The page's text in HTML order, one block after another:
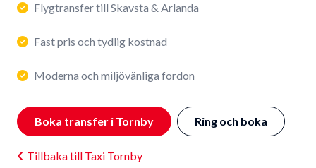
Flygtransfer till Skavsta & Arlanda
Fast pris och tydlig kostnad
Moderna och miljövänliga fordon
Boka transfer i Tornby Ring och boka
Tillbaka till Taxi Tornby